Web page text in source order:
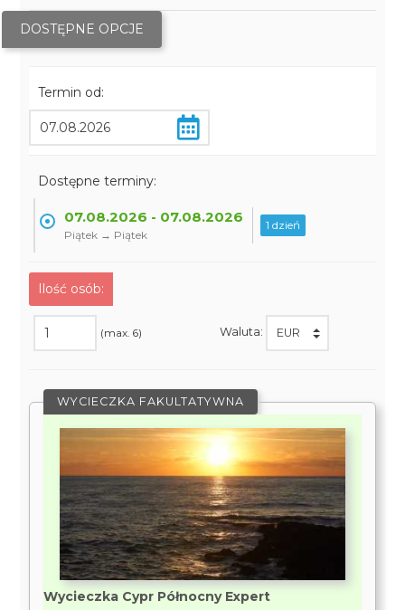
DOSTĘPNE OPCJE
Termin od:
Dostępne terminy:
07.08.2026 - 07.08.2026
Piątek → Piątek
1 dzień
Ilość osób:
(max. 6) Waluta:
WYCIECZKA FAKULTATYWNA
Wycieczka Cypr Północny Expert